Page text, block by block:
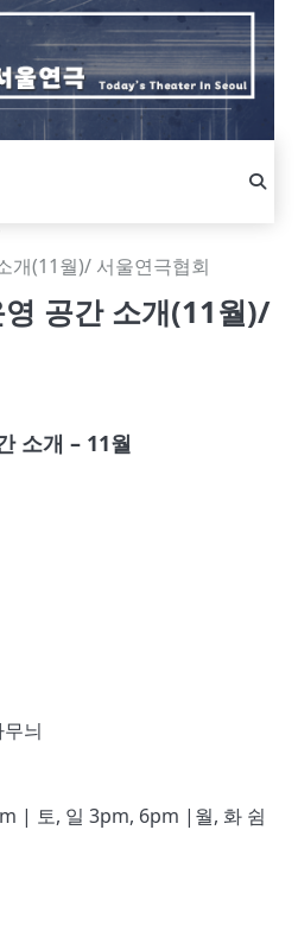
개(11월)/ 서울연극협회
공간 소개(11월)/
소개 – 11월
늬
| 토, 일 3pm, 6pm |월, 화 쉼